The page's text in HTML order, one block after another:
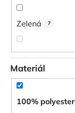
Zelená 7
Materiál
100% polyester